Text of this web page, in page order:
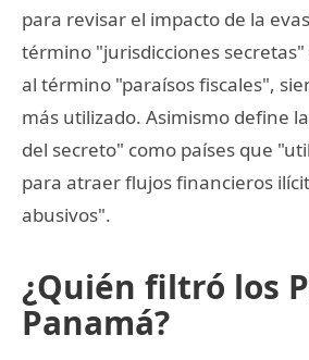
para revisar el impacto de la
término "jurisdicciones
al término "paraísos fiscales",
más utilizado. Asimismo define
del secreto" como países que
para atraer flujos financieros
abusivos".
¿Quién filtró los
Panamá?